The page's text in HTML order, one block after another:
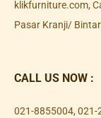
klikfurniture.com,
Pasar Kranji/
CALL US NOW :
021-8855004, 021-